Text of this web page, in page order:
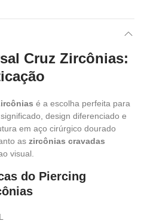
Cruz Zircônias:
é a escolha perfeita para
design diferenciado e
em aço cirúrgico dourado
as zircônias cravadas
visual.
do Piercing